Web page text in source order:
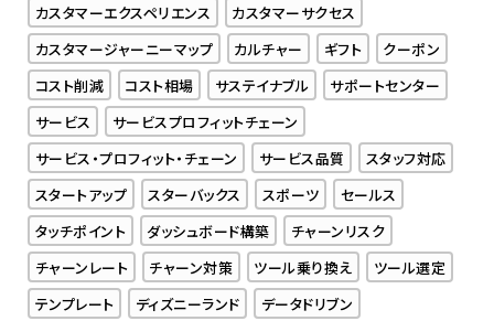
カスタマーエクスペリエンス
カスタマーサクセス
カスタマージャーニーマップ
カルチャー ギフト
クーポン
コスト削減
コスト相場 サステイナブル
サポートセンター
サービス
サービスプロフィットチェーン
サービス・プロフィット・チェーン
サービス品質
スタッフ対応
スタートアップ
スターバックス スポーツ
セールス
タッチポイント
ダッシュボード構築
チャーンリスク
チャーンレート
チャーン対策 ツール乗り換え
ツール選定
テンプレート
ディズニーランド
データドリブン